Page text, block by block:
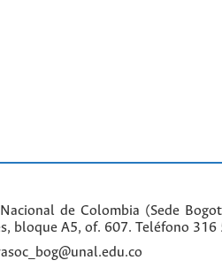
de Colombia (Sede
bloque A5, of. 607. Teléfono